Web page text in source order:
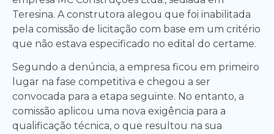
Teresina. A construtora alegou que foi inabilitada
pela comissão de licitação com base em um critério
que não estava especificado no edital do certame.
Segundo a denúncia, a empresa ficou em primeiro
lugar na fase competitiva e chegou a ser
convocada para a etapa seguinte. No entanto, a
comissão aplicou uma nova exigência para a
qualificação técnica, o que resultou na sua